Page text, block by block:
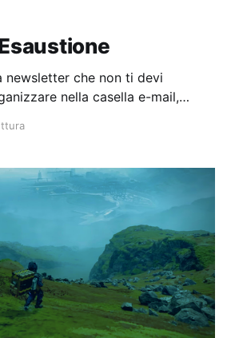
newsletter che non ti devi
nella casella e-mail,
in questi giorni.